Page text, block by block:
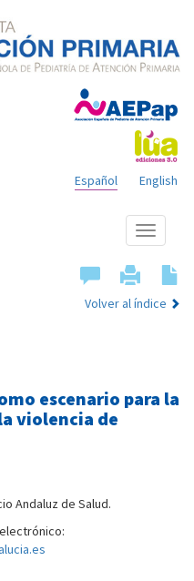
English
Español
Mostrar
menú
Volver al índice
escenario para la
violencia de
Andaluz de Salud.